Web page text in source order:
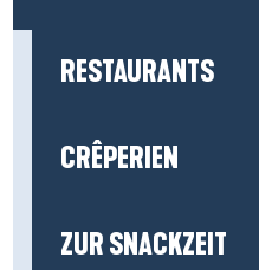
RESTAURANTS
CRÊPERIEN
ZUR SNACKZEIT